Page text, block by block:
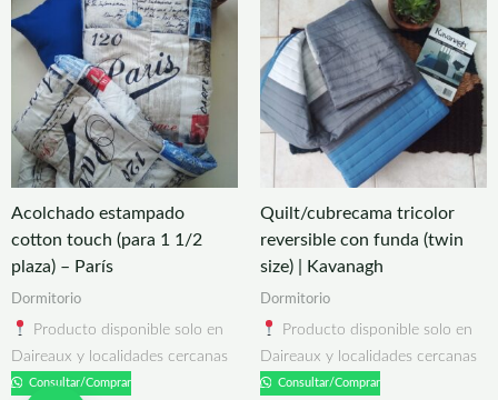
Acolchado estampado
cotton touch (para 1 1/2
plaza) – París
Dormitorio
Producto disponible solo en
Daireaux y localidades cercanas
Consultar/Comprar
Quilt/cubrecama tricolor
reversible con funda (twin
size) | Kavanagh
Dormitorio
Producto disponible solo en
Daireaux y localidades cercanas
Consultar/Comprar